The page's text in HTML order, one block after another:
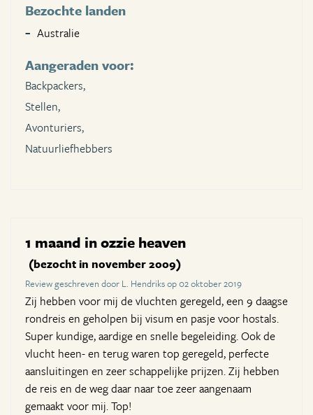
Bezochte landen
Australie
Aangeraden voor:
Backpackers,
Stellen,
Avonturiers,
Natuurliefhebbers
1 maand in ozzie heaven
(bezocht in november 2009)
Review geschreven door L. Hendriks op 02 oktober 2019
Zij hebben voor mij de vluchten geregeld, een 9 daagse
rondreis en geholpen bij visum en pasje voor hostals.
Super kundige, aardige en snelle begeleiding. Ook de
vlucht heen- en terug waren top geregeld, perfecte
aansluitingen en zeer schappelijke prijzen. Zij hebben
de reis en de weg daar naar toe zeer aangenaam
gemaakt voor mij. Top!